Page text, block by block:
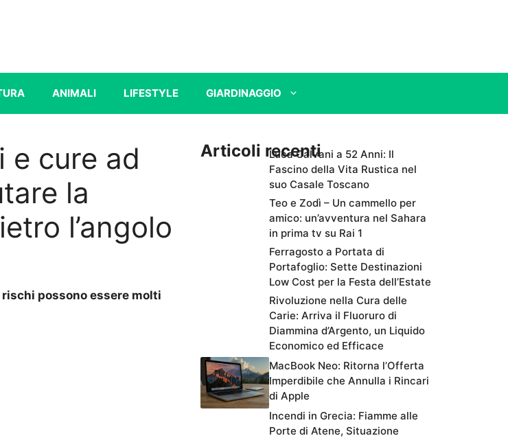
ANIMALI LIFESTYLE GIARDINAGGIO
e cure ad
la
l’angolo
possono essere molti
Articoli recentiLuca Calvani a 52 Anni: Il
Fascino della Vita Rustica nel
suo Casale Toscano
Teo e Zodì – Un cammello per
amico: un’avventura nel Sahara
in prima tv su Rai 1
Ferragosto a Portata di
Portafoglio: Sette Destinazioni
Low Cost per la Festa dell’Estate
Rivoluzione nella Cura delle
Carie: Arriva il Fluoruro di
Diammina d’Argento, un Liquido
Economico ed Efficace
MacBook Neo: Ritorna l’Offerta
Imperdibile che Annulla i Rincari
di Apple
Incendi in Grecia: Fiamme alle
Porte di Atene, Situazione